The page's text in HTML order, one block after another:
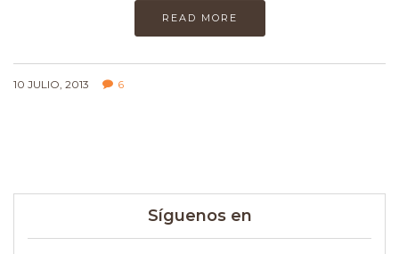
READ MORE
10 JULIO, 2013 6
Síguenos en